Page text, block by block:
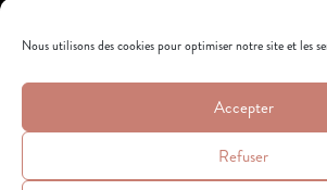
Nous utilisons des cookies pour optimiser notre site et les
Accepter
Refuser
L’ABUS D’ALCOOL EST
LA SANTÉ. À
MODÉRATION.
© SAS GENERAL BEVERAGES 2024 –